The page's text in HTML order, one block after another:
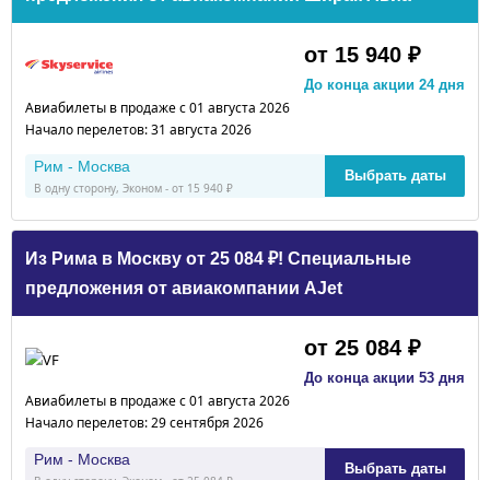
от 15 940 ₽
До конца акции 24 дня
Авиабилеты в продаже с 01 августа 2026
Начало перелетов: 31 августа 2026
Рим - Москва
В одну сторону, Эконом - от 15 940 ₽
Выбрать даты
Из Рима в Москву от 25 084 ₽! Специальные
предложения от авиакомпании AJet
от 25 084 ₽
До конца акции 53 дня
Авиабилеты в продаже с 01 августа 2026
Начало перелетов: 29 сентября 2026
Рим - Москва
Выбрать даты